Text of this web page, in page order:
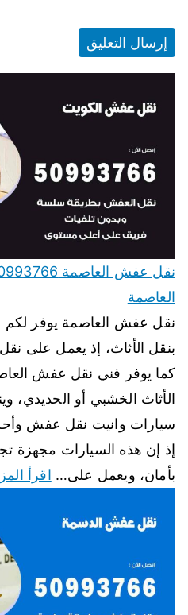
العاصمة
نقل عفش العاصمة يوفر لكم
بنقل الأثاث، إذ يعمل على
كما يوفر فني نقل عفش
الأثاث الخشبي أو الحديدي،
سيارات وانيت نقل عفش
إذ إن هذه السيارات مجهزة
بأمان، ويعمل على… اقرأ